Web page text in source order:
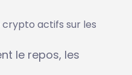
crypto actifs sur les
le repos, les